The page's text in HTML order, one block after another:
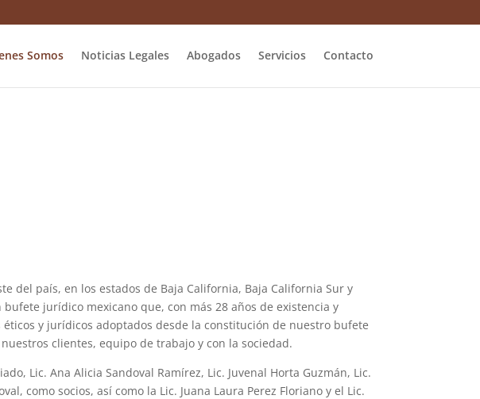
Somos Noticias Legales Abogados Servicios Contacto
del país, en los estados de Baja California, Baja California Sur y
jurídico mexicano que, con más 28 años de existencia y
y jurídicos adoptados desde la constitución de nuestro bufete
clientes, equipo de trabajo y con la sociedad.
Lic. Ana Alicia Sandoval Ramírez, Lic. Juvenal Horta Guzmán, Lic.
como socios, así como la Lic. Juana Laura Perez Floriano y el Lic.